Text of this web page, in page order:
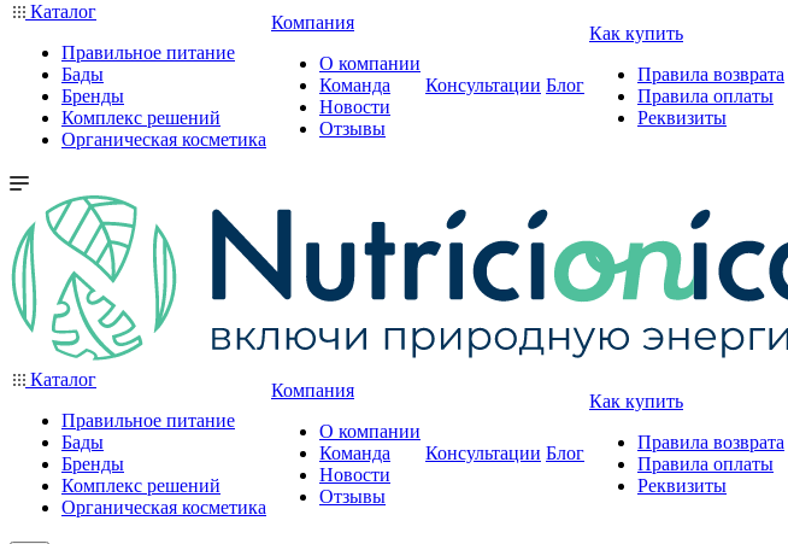
Каталог
Правильное питание
Бады
Бренды
Комплекс решений
Органическая косметика
Компания
О компании
Команда
Новости
Отзывы
Консультации Блог
Как купить
Правила возврата
Правила оплаты
Реквизиты
Каталог
Правильное питание
Бады
Бренды
Комплекс решений
Органическая косметика
Компания
О компании
Команда
Новости
Отзывы
Консультации Блог
Как купить
Правила возврата
Правила оплаты
Реквизиты